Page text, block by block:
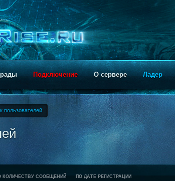
Подключение О сервере Ладер
пользователей
КОЛИЧЕСТВУ СООБЩЕНИЙ ПО ДАТЕ РЕГИСТРАЦИИ